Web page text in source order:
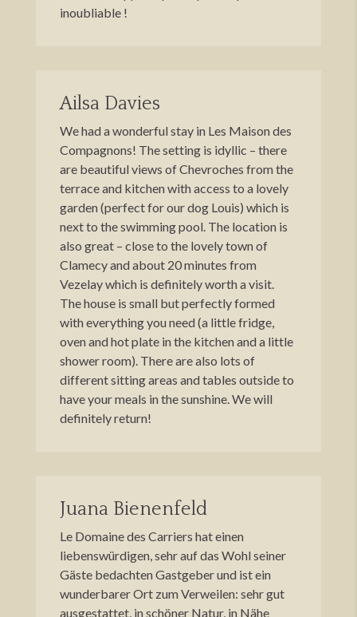
inoubliable !
Ailsa Davies
We had a wonderful stay in Les Maison des
Compagnons! The setting is idyllic – there
are beautiful views of Chevroches from the
terrace and kitchen with access to a lovely
garden (perfect for our dog Louis) which is
next to the swimming pool. The location is
also great – close to the lovely town of
Clamecy and about 20 minutes from
Vezelay which is definitely worth a visit.
The house is small but perfectly formed
with everything you need (a little fridge,
oven and hot plate in the kitchen and a little
shower room). There are also lots of
different sitting areas and tables outside to
have your meals in the sunshine. We will
definitely return!
Juana Bienenfeld
Le Domaine des Carriers hat einen
liebenswürdigen, sehr auf das Wohl seiner
Gäste bedachten Gastgeber und ist ein
wunderbarer Ort zum Verweilen: sehr gut
ausgestattet, in schöner Natur, in Nähe